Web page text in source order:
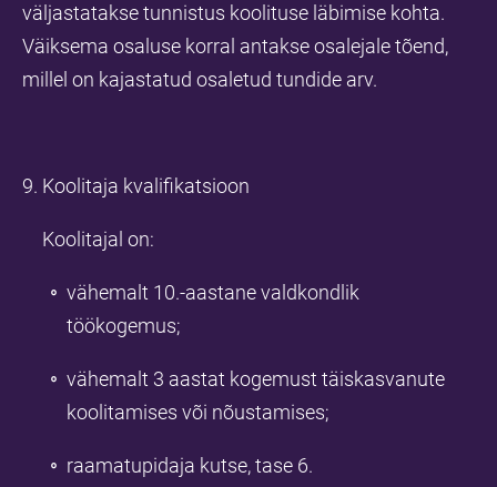
väljastatakse tunnistus koolituse läbimise kohta.
Väiksema osaluse korral antakse osalejale tõend,
millel on kajastatud osaletud tundide arv.
9. Koolitaja kvalifikatsioon
Koolitajal on:
vähemalt 10.-aastane valdkondlik
töökogemus;
vähemalt 3 aastat kogemust täiskasvanute
koolitamises või nõustamises;
raamatupidaja kutse, tase 6.